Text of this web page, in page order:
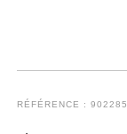
RÉFÉRENCE : 902285